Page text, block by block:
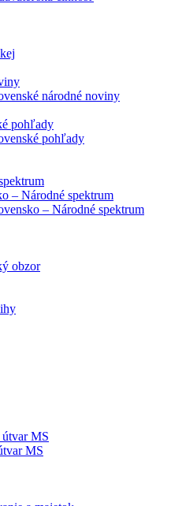
národné noviny
pohľady
pohľady
– Národné spektrum
– Národné spektrum
obzor
MS
MS